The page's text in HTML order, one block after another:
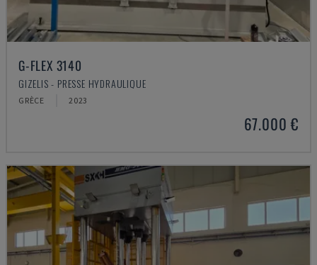
G-FLEX 3140
GIZELIS - PRESSE HYDRAULIQUE
GRÈCE 2023
67.000 €